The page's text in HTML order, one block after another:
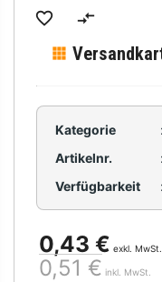
Kategorie :
Artikelnr.
:
Verfügbarkeit
:
0,43 € exkl. MwSt.
0,51 € inkl. MwSt.